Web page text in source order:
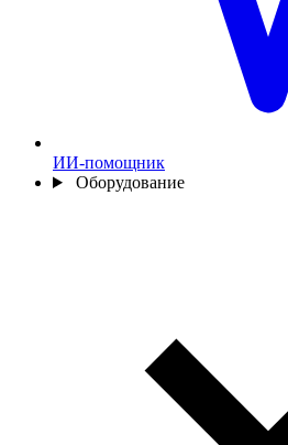
ИИ-помощник
Оборудование